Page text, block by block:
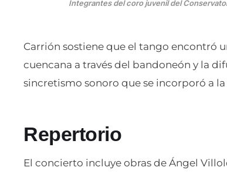
Integrantes del coro juvenil del
Carrión sostiene que el tango encontró
cuencana a través del bandoneón y la
sincretismo sonoro que se incorporó a
Repertorio
El concierto incluye obras de Ángel